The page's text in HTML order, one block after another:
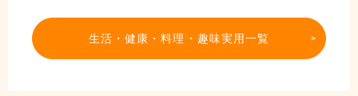
生活・健康・料理・趣味実用一覧